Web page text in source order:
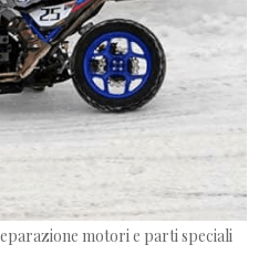
motori e parti speciali